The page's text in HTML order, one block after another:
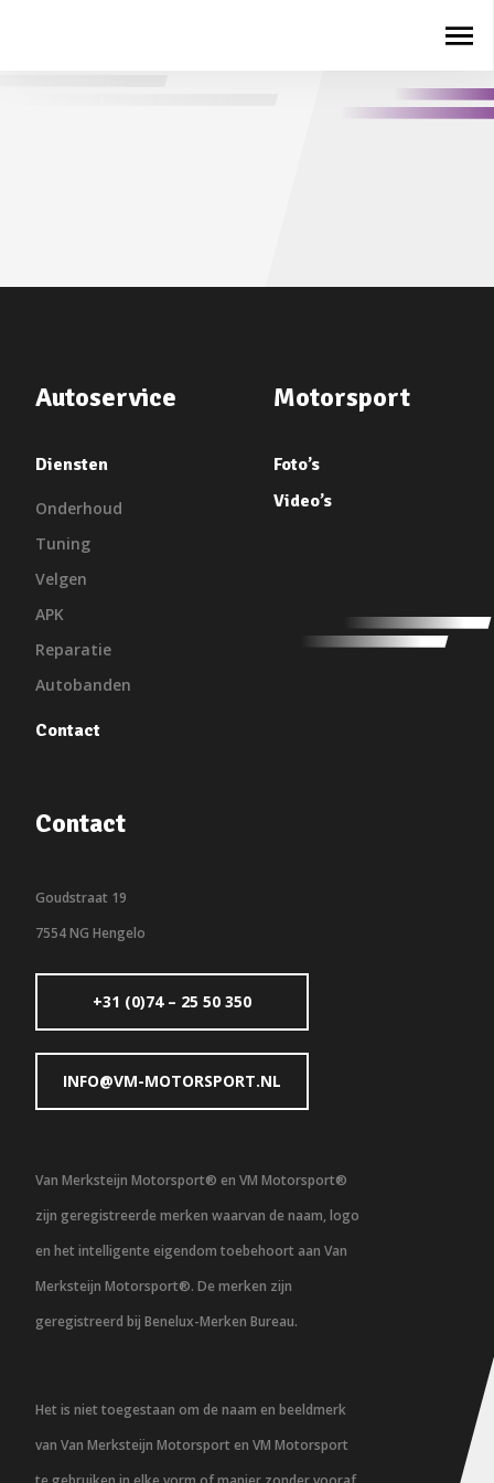
Autoservice
Diensten
Onderhoud
Tuning
Velgen
APK
Reparatie
Autobanden
Contact
Motorsport
Foto’s
Video’s
Contact
Goudstraat 19
7554 NG Hengelo
+31 (0)74 – 25 50 350
INFO@VM-MOTORSPORT.NL
Van Merksteijn Motorsport® en VM Motorsport®
zijn geregistreerde merken waarvan de naam, logo
en het intelligente eigendom toebehoort aan Van
Merksteijn Motorsport®. De merken zijn
geregistreerd bij Benelux-Merken Bureau.
Het is niet toegestaan om de naam en beeldmerk
van Van Merksteijn Motorsport en VM Motorsport